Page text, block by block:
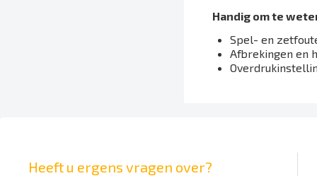
Handig om te
Spel- en
Afbrekingen en
Heeft u ergens vragen over?